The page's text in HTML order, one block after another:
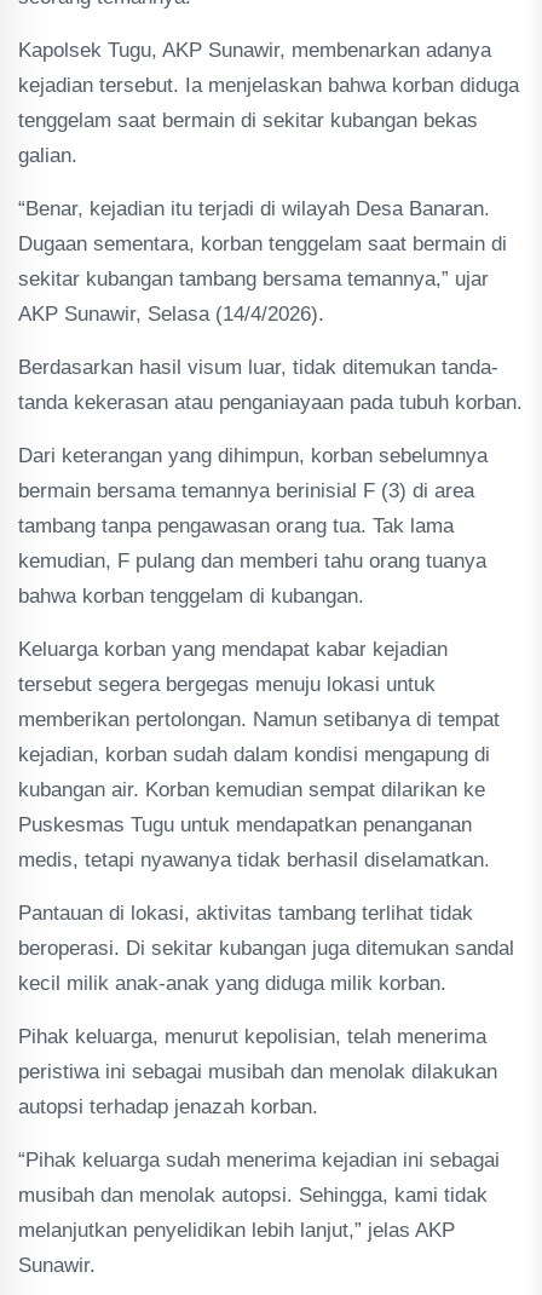
Kapolsek Tugu, AKP Sunawir, membenarkan adanya
kejadian tersebut. Ia menjelaskan bahwa korban diduga
tenggelam saat bermain di sekitar kubangan bekas
galian.
“Benar, kejadian itu terjadi di wilayah Desa Banaran.
Dugaan sementara, korban tenggelam saat bermain di
sekitar kubangan tambang bersama temannya,” ujar
AKP Sunawir, Selasa (14/4/2026).
Berdasarkan hasil visum luar, tidak ditemukan tanda-
tanda kekerasan atau penganiayaan pada tubuh korban.
Dari keterangan yang dihimpun, korban sebelumnya
bermain bersama temannya berinisial F (3) di area
tambang tanpa pengawasan orang tua. Tak lama
kemudian, F pulang dan memberi tahu orang tuanya
bahwa korban tenggelam di kubangan.
Keluarga korban yang mendapat kabar kejadian
tersebut segera bergegas menuju lokasi untuk
memberikan pertolongan. Namun setibanya di tempat
kejadian, korban sudah dalam kondisi mengapung di
kubangan air. Korban kemudian sempat dilarikan ke
Puskesmas Tugu untuk mendapatkan penanganan
medis, tetapi nyawanya tidak berhasil diselamatkan.
Pantauan di lokasi, aktivitas tambang terlihat tidak
beroperasi. Di sekitar kubangan juga ditemukan sandal
kecil milik anak-anak yang diduga milik korban.
Pihak keluarga, menurut kepolisian, telah menerima
peristiwa ini sebagai musibah dan menolak dilakukan
autopsi terhadap jenazah korban.
“Pihak keluarga sudah menerima kejadian ini sebagai
musibah dan menolak autopsi. Sehingga, kami tidak
melanjutkan penyelidikan lebih lanjut,” jelas AKP
Sunawir.